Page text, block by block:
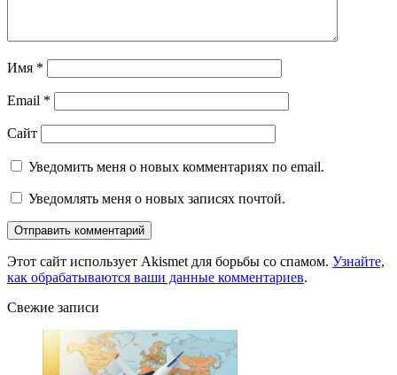
Имя *
Email *
Сайт
Уведомить меня о новых комментариях по email.
Уведомлять меня о новых записях почтой.
Этот сайт использует Akismet для борьбы со спамом. Узнайте,
как обрабатываются ваши данные комментариев.
Свежие записи